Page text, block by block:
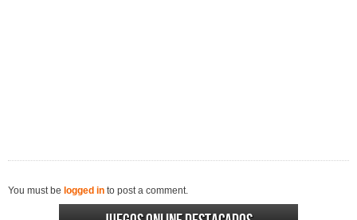
You must be logged in to post a comment.